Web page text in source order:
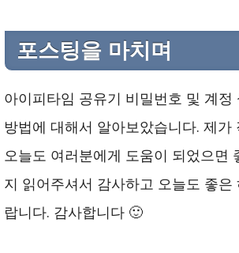
포스팅을 마치며
아이피타임 공유기 비밀번호 및 계정
방법에 대해서 알아보았습니다. 제가
오늘도 여러분에게 도움이 되었으면
지 읽어주셔서 감사하고 오늘도 좋은
랍니다. 감사합니다 🙂